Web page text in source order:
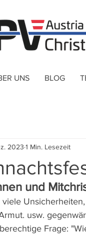
UNS BLOG
2023 1 Min. Lesezeit
und
usw.
Frage: